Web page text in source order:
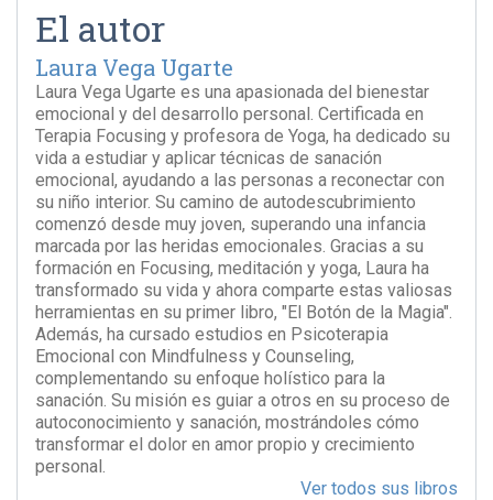
El autor
Laura Vega Ugarte
Laura Vega Ugarte es una apasionada del bienestar
emocional y del desarrollo personal. Certificada en
Terapia Focusing y profesora de Yoga, ha dedicado su
vida a estudiar y aplicar técnicas de sanación
emocional, ayudando a las personas a reconectar con
su niño interior. Su camino de autodescubrimiento
comenzó desde muy joven, superando una infancia
marcada por las heridas emocionales. Gracias a su
formación en Focusing, meditación y yoga, Laura ha
transformado su vida y ahora comparte estas valiosas
herramientas en su primer libro, "El Botón de la Magia".
Además, ha cursado estudios en Psicoterapia
Emocional con Mindfulness y Counseling,
complementando su enfoque holístico para la
sanación. Su misión es guiar a otros en su proceso de
autoconocimiento y sanación, mostrándoles cómo
transformar el dolor en amor propio y crecimiento
personal.
Ver todos sus libros